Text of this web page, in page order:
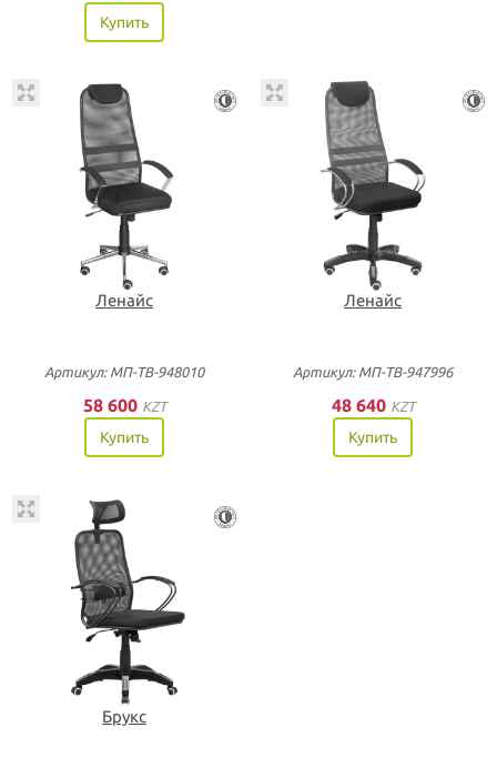
Купить
Ленайс
Артикул: МП-ТВ-948010
58 600 KZT
Купить
Ленайс
Артикул: МП-ТВ-947996
48 640 KZT
Купить
Брукс